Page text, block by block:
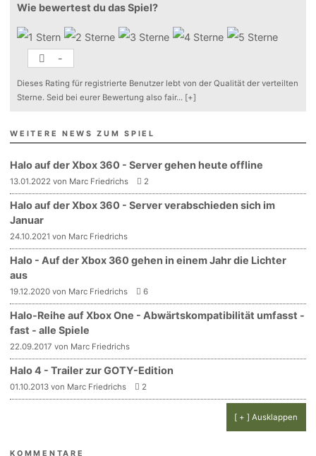
Wie bewertest du das Spiel?
-
Dieses Rating für registrierte Benutzer lebt von der Qualität der verteilten
Sterne. Seid bei eurer Bewertung also fair... [+]
WEITERE NEWS ZUM SPIEL
Halo auf der Xbox 360 - Server gehen heute offline
13.01.2022 von Marc Friedrichs 2
Halo auf der Xbox 360 - Server verabschieden sich im
Januar
24.10.2021 von Marc Friedrichs
Halo - Auf der Xbox 360 gehen in einem Jahr die Lichter
aus
19.12.2020 von Marc Friedrichs 6
Halo-Reihe auf Xbox One - Abwärtskompatibilität umfasst -
fast - alle Spiele
22.09.2017 von Marc Friedrichs
Halo 4 - Trailer zur GOTY-Edition
01.10.2013 von Marc Friedrichs 2
[ + ] Ausklappen
KOMMENTARE